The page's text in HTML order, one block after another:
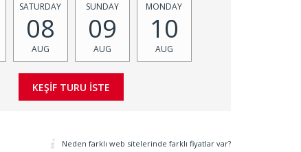
SATURDAY
08
AUG
SUNDAY
09
AUG
MONDAY
10
AUG
Neden farklı web sitelerinde farklı fiyatlar var?